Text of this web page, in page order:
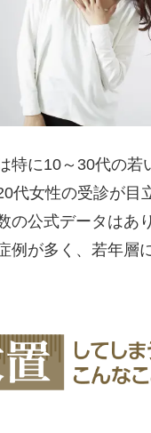
特に10～30代の若
代女性の受診が目
の公式データはあ
例が多く、若年層